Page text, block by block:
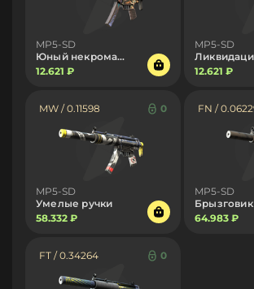
MP5-SD
Юный некромант
12.621 ₽
MP5-SD
12.621 ₽
MW / 0.11598 0
MP5-SD
Умелые ручки
58.332 ₽
FN /
MP5-SD
Брызговик
64.983 ₽
FT / 0.34264 0